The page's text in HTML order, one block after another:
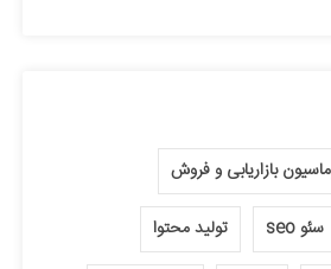
بازاریابی و فروش
سئو seo تولید محتوا